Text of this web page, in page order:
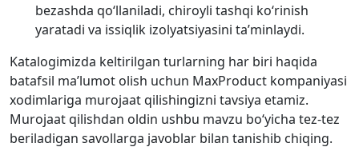
bezashda qo‘llaniladi, chiroyli tashqi ko‘rinish
yaratadi va issiqlik izolyatsiyasini ta’minlaydi.
Katalogimizda keltirilgan turlarning har biri haqida
batafsil ma’lumot olish uchun MaxProduct kompaniyasi
xodimlariga murojaat qilishingizni tavsiya etamiz.
Murojaat qilishdan oldin ushbu mavzu bo‘yicha tez-tez
beriladigan savollarga javoblar bilan tanishib chiqing.